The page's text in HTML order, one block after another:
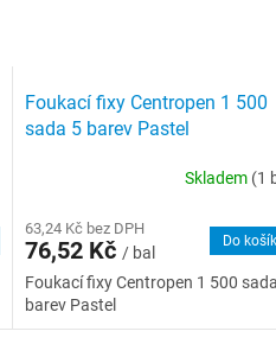
Foukací fixy Centropen 1 500
sada 5 barev Pastel
Skladem (1
63,24 Kč bez DPH
76,52 Kč / bal
Do
Foukací fixy Centropen 1 500
barev Pastel